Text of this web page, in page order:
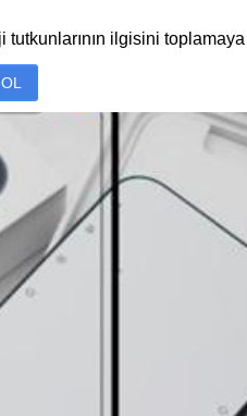
ilgisini toplamaya